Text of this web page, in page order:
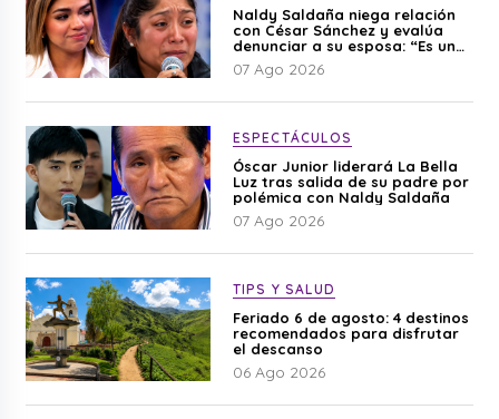
Naldy Saldaña niega relación
con César Sánchez y evalúa
denunciar a su esposa: “Es una
difamación”
07 Ago 2026
ESPECTÁCULOS
Óscar Junior liderará La Bella
Luz tras salida de su padre por
polémica con Naldy Saldaña
07 Ago 2026
TIPS Y SALUD
Feriado 6 de agosto: 4 destinos
recomendados para disfrutar
el descanso
06 Ago 2026